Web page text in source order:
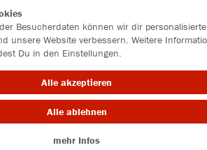
Besucherdaten können wir dir personalisierte
unsere Website verbessern. Weitere
Du in den Einstellungen.
Alle akzeptieren
Alle ablehnen
mehr Infos